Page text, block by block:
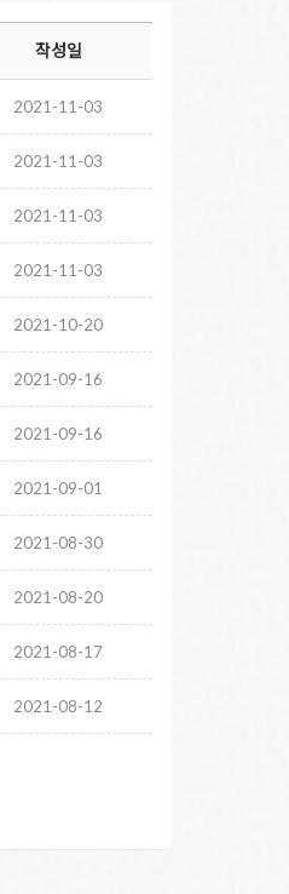
작성일
2021-11-03
2021-11-03
2021-11-03
2021-11-03
2021-10-20
2021-09-16
2021-09-16
2021-09-01
2021-08-30
2021-08-20
2021-08-17
2021-08-12